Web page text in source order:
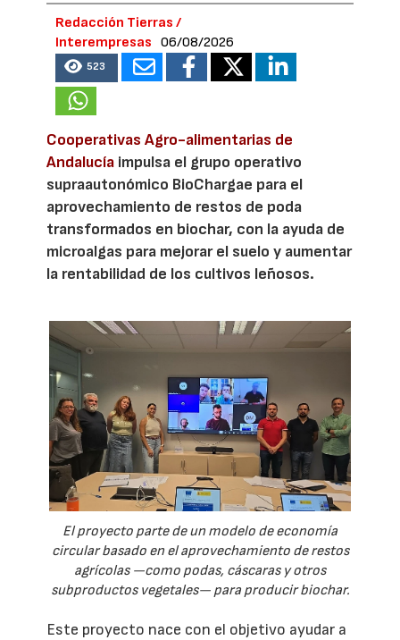
Redacción Tierras /
Interempresas
06/08/2026
523
Cooperativas Agro-alimentarias de
Andalucía impulsa el grupo operativo
supraautonómico BioChargae para el
aprovechamiento de restos de poda
transformados en biochar, con la ayuda de
microalgas para mejorar el suelo y aumentar
la rentabilidad de los cultivos leñosos.
El proyecto parte de un modelo de economía
circular basado en el aprovechamiento de restos
agrícolas —como podas, cáscaras y otros
subproductos vegetales— para producir biochar.
Este proyecto nace con el objetivo ayudar a